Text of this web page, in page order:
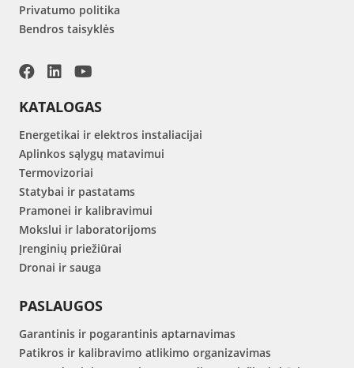
Privatumo politika
Bendros taisyklės
KATALOGAS
Energetikai ir elektros instaliacijai
Aplinkos sąlygų matavimui
Termovizoriai
Statybai ir pastatams
Pramonei ir kalibravimui
Mokslui ir laboratorijoms
Įrenginių priežiūrai
Dronai ir sauga
PASLAUGOS
Garantinis ir pogarantinis aptarnavimas
Patikros ir kalibravimo atlikimo organizavimas